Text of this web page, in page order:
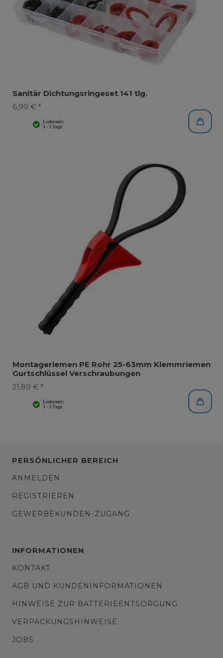
Sanitär Dichtungsringeset 141 tlg.
6,99 € *
Montageriemen PE Rohr 25-63mm Klemmriemen
Gurtschlüssel Verschraubungen
21,89 € *
PERSÖNLICHER BEREICH
ANMELDEN
REGISTRIEREN
GEWERBEKUNDEN-ZUGANG
INFORMATIONEN
KONTAKT
AGB UND KUNDENINFORMATIONEN
HINWEISE ZUR BATTERIEENTSORGUNG
VERPACKUNGSHINWEISE
JOBS